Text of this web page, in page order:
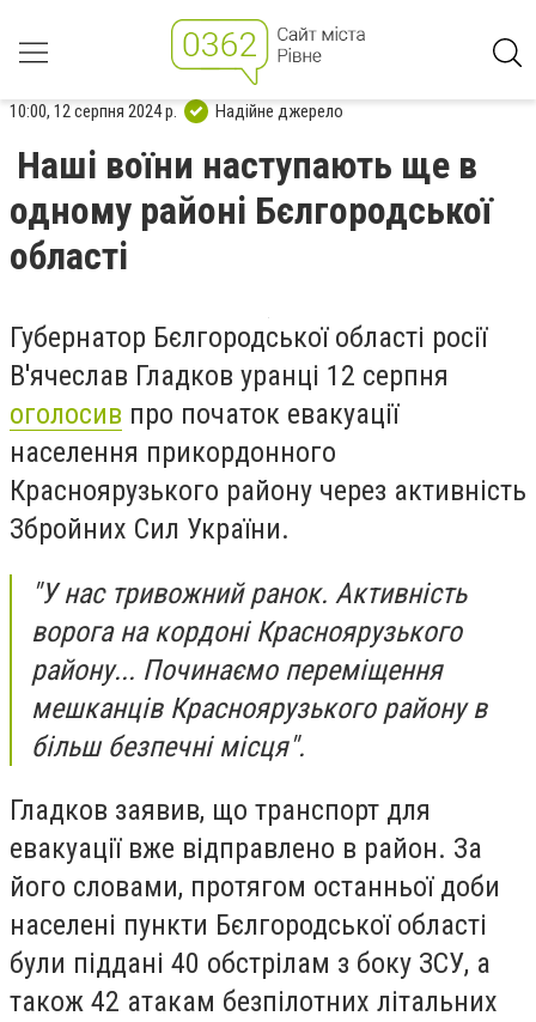
10:00, 12 серпня 2024 р. Надійне джерело
Наші воїни наступають ще в
одному районі Бєлгородської
області
Губернатор Бєлгородської області росії
В'ячеслав Гладков уранці 12 серпня
оголосив про початок евакуації
населення прикордонного
Красноярузького району через активність
Збройних Сил України.
"У нас тривожний ранок. Активність
ворога на кордоні Красноярузького
району... Починаємо переміщення
мешканців Красноярузького району в
більш безпечні місця".
Гладков заявив, що транспорт для
евакуації вже відправлено в район. За
його словами, протягом останньої доби
населені пункти Бєлгородської області
були піддані 40 обстрілам з боку ЗСУ, а
також 42 атакам безпілотних літальних